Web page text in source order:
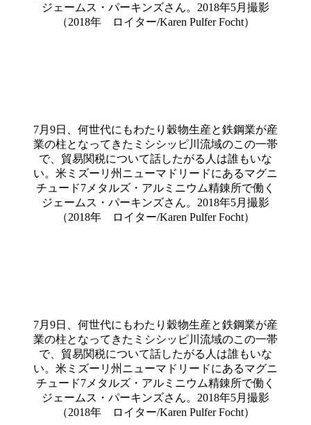
ジェームス・パーキンズさん。2018年5月撮影
（2018年 ロイター/Karen Pulfer Focht）
7月9日、何世代にもわたり穀物生産と鉄鋼業が産
業の柱となってきたミシシッピ川流域のこの一帯
で、貿易関税について話したがる人は誰もいな
い。米ミズーリ州ニューマドリードにあるマグニ
チュード7メタルズ・アルミニウム精錬所で働く
ジェームス・パーキンズさん。2018年5月撮影
（2018年 ロイター/Karen Pulfer Focht）
7月9日、何世代にもわたり穀物生産と鉄鋼業が産
業の柱となってきたミシシッピ川流域のこの一帯
で、貿易関税について話したがる人は誰もいな
い。米ミズーリ州ニューマドリードにあるマグニ
チュード7メタルズ・アルミニウム精錬所で働く
ジェームス・パーキンズさん。2018年5月撮影
（2018年 ロイター/Karen Pulfer Focht）